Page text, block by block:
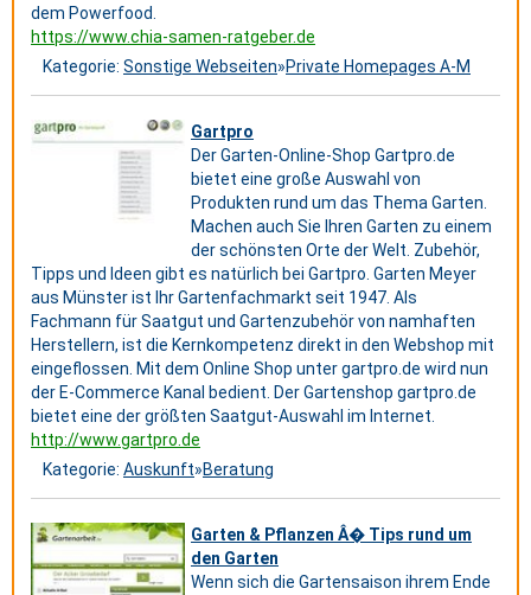
dem Powerfood.
https://www.chia-samen-ratgeber.de
Kategorie: Sonstige Webseiten»Private Homepages A-M
Gartpro
Der Garten-Online-Shop Gartpro.de
bietet eine große Auswahl von
Produkten rund um das Thema Garten.
Machen auch Sie Ihren Garten zu einem
der schönsten Orte der Welt. Zubehör,
Tipps und Ideen gibt es natürlich bei Gartpro. Garten Meyer
aus Münster ist Ihr Gartenfachmarkt seit 1947. Als
Fachmann für Saatgut und Gartenzubehör von namhaften
Herstellern, ist die Kernkompetenz direkt in den Webshop mit
eingeflossen. Mit dem Online Shop unter gartpro.de wird nun
der E-Commerce Kanal bedient. Der Gartenshop gartpro.de
bietet eine der größten Saatgut-Auswahl im Internet.
http://www.gartpro.de
Kategorie: Auskunft»Beratung
Garten & Pflanzen Â� Tips rund um
den Garten
Wenn sich die Gartensaison ihrem Ende